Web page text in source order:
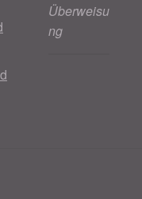
Überweisu
ng